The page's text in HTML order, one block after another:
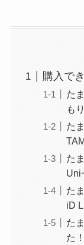
購入で
た
も
た
た
Uni
た
iD
た
た